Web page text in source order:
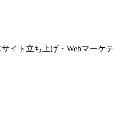
イト立ち上げ・Webマーケ